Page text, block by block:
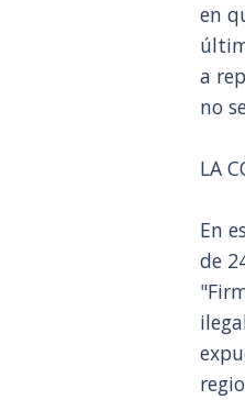
en
a
no
LA
En
de